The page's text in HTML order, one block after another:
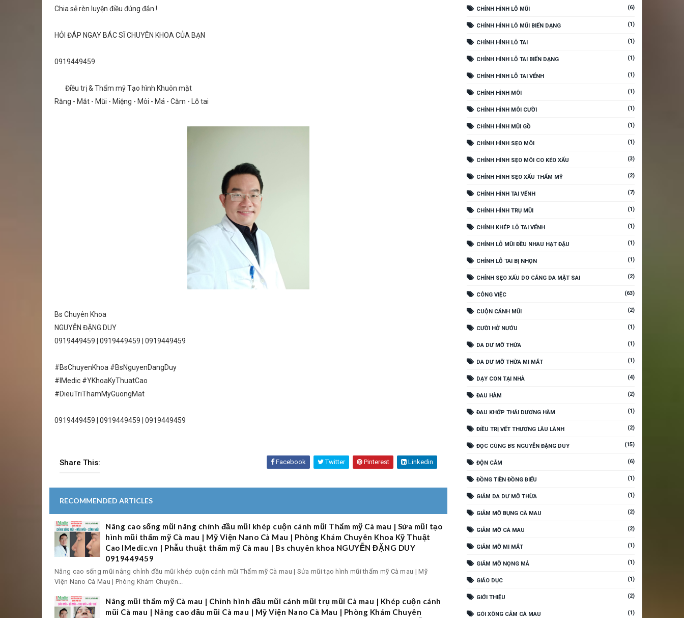
Chia sẻ rèn luyện điều đúng đắn !
HỎI ĐÁP NGAY BÁC SĨ CHUYÊN KHOA CỦA BẠN
0919449459
Điều trị & Thẩm mỹ Tạo hình Khuôn mặt
Răng - Mắt - Mũi - Miệng - Môi - Má - Cằm - Lỗ tai
Bs Chuyên Khoa
NGUYỄN ĐẶNG DUY
0919449459 | 0919449459 | 0919449459
#BsChuyenKhoa #BsNguyenDangDuy
#IMedic #YKhoaKyThuatCao
#DieuTriThamMyGuongMat
0919449459 | 0919449459 | 0919449459
Share This: Facebook Twitter Pinterest Linkedin
RECOMMENDED ARTICLES
Nâng cao sống mũi nâng chỉnh đầu mũi khép cuộn cánh mũi Thẩm mỹ Cà mau | Sửa mũi tạo
hình mũi thẩm mỹ Cà mau | Mỹ Viện Nano Cà Mau | Phòng Khám Chuyên Khoa Kỹ Thuật
Cao IMedic.vn | Phẫu thuật thẩm mỹ Cà mau | Bs chuyên khoa NGUYỄN ĐẶNG DUY
0919449459
Nâng cao sống mũi nâng chỉnh đầu mũi khép cuộn cánh mũi Thẩm mỹ Cà mau | Sửa mũi tạo hình mũi thẩm mỹ Cà mau | Mỹ
Viện Nano Cà Mau | Phòng Khám Chuyên...
Nâng mũi thẩm mỹ Cà mau | Chỉnh hình đầu mũi cánh mũi trụ mũi Cà mau | Khép cuộn cánh
mũi Cà mau | Nâng cao đầu mũi Cà mau | Mỹ Viện Nano Cà Mau | Phòng Khám Chuyên
CHỈNH HÌNH LỖ MŨI (6)
CHỈNH HÌNH LỖ MŨI BIẾN DẠNG (1)
CHỈNH HÌNH LỖ TAI (1)
CHỈNH HÌNH LỖ TAI BIẾN DẠNG (1)
CHỈNH HÌNH LỖ TAI VỂNH (1)
CHỈNH HÌNH MÔI (1)
CHỈNH HÌNH MÔI CƯỜI (1)
CHỈNH HÌNH MŨI GỒ (1)
CHỈNH HÌNH SẸO MÔI (1)
CHỈNH HÌNH SẸO MÔI CO KÉO XẤU (3)
CHỈNH HÌNH SẸO XẤU THẨM MỸ (2)
CHỈNH HÌNH TAI VỂNH (7)
CHỈNH HÌNH TRỤ MŨI (1)
CHỈNH KHÉP LỖ TAI VỂNH (1)
CHỈNH LỖ MŨI ĐỀU NHAU HẠT ĐẬU (1)
CHỈNH LỖ TAI BỊ NHỌN (1)
CHỈNH SẸO XẤU DO CĂNG DA MẶT SAI (2)
CÔNG VIỆC (63)
CUỘN CÁNH MŨI (2)
CƯỜI HỞ NƯỚU (1)
DA DƯ MỠ THỪA (1)
DA DƯ MỠ THỪA MI MẮT (1)
DẠY CON TẠI NHÀ (4)
ĐAU HÀM (2)
ĐAU KHỚP THÁI DƯƠNG HÀM (1)
ĐIỀU TRỊ VẾT THƯƠNG LÂU LÀNH (2)
ĐỌC CÙNG BS NGUYỄN ĐẶNG DUY (15)
ĐỘN CẰM (6)
ĐỒNG TIỀN ĐỒNG ĐIẾU (1)
GIẢM DA DƯ MỠ THỪA (1)
GIẢM MỠ BỤNG CÀ MAU (2)
GIẢM MỠ CÀ MAU (2)
GIẢM MỠ MI MẮT (1)
GIẢM MỠ NỌNG MÁ (1)
GIÁO DỤC (1)
GIỚI THIỆU (2)
GÓI XÔNG CẢM CÀ MAU (1)